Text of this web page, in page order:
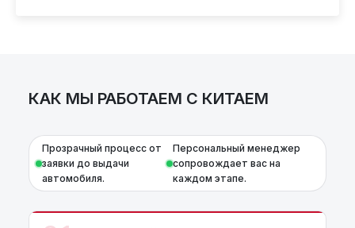
КАК МЫ РАБОТАЕМ С КИТАЕМ
Прозрачный процесс от
заявки до выдачи
автомобиля.
Персональный менеджер
сопровождает вас на
каждом этапе.